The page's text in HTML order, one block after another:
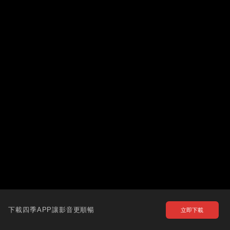
下載四季APP讓影音更順暢 立即下載